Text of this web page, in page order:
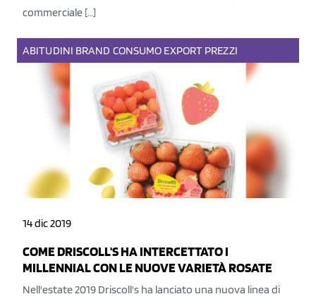
commerciale […]
ABITUDINI BRAND CONSUMO EXPORT PREZZI
14 dic 2019
COME DRISCOLL'S HA INTERCETTATO I
MILLENNIAL CON LE NUOVE VARIETÀ ROSATE
Nell'estate 2019 Driscoll's ha lanciato una nuova linea di